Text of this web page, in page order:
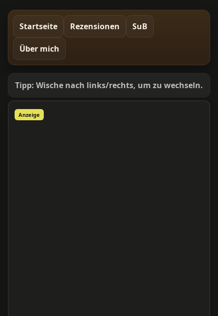
Startseite Rezensionen SuB
Über mich
Tipp: Wische nach links/rechts, um zu wechseln.
Anzeige